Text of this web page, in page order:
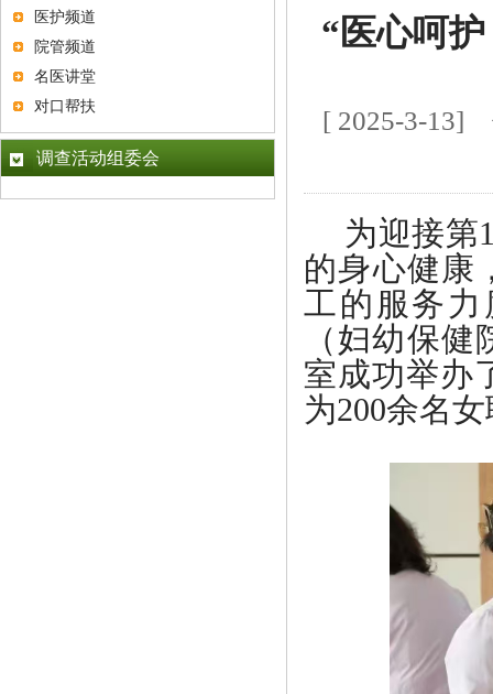
“医心呵
[ 2025-3-13]
为迎接第
的身心健康
工的服务
（妇幼保
室成功举办
为200余名
医护频道
院管频道
名医讲堂
对口帮扶
调查活动组委会